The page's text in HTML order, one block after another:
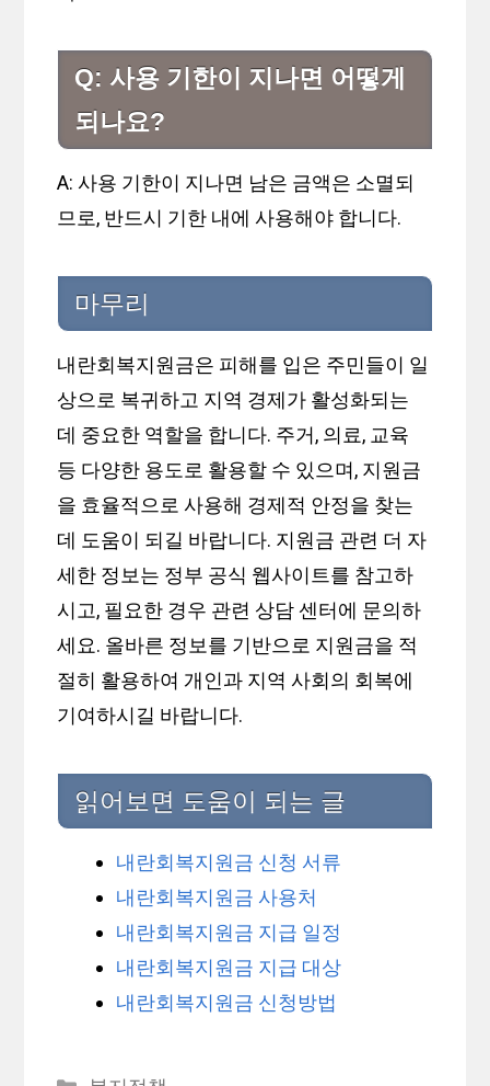
Q: 사용 기한이 지나면 어떻게
되나요?
A: 사용 기한이 지나면 남은 금액은 소멸되
므로, 반드시 기한 내에 사용해야 합니다.
마무리
내란회복지원금은 피해를 입은 주민들이 일
상으로 복귀하고 지역 경제가 활성화되는
데 중요한 역할을 합니다. 주거, 의료, 교육
등 다양한 용도로 활용할 수 있으며, 지원금
을 효율적으로 사용해 경제적 안정을 찾는
데 도움이 되길 바랍니다. 지원금 관련 더 자
세한 정보는 정부 공식 웹사이트를 참고하
시고, 필요한 경우 관련 상담 센터에 문의하
세요. 올바른 정보를 기반으로 지원금을 적
절히 활용하여 개인과 지역 사회의 회복에
기여하시길 바랍니다.
읽어보면 도움이 되는 글
내란회복지원금 신청 서류
내란회복지원금 사용처
내란회복지원금 지급 일정
내란회복지원금 지급 대상
내란회복지원금 신청방법